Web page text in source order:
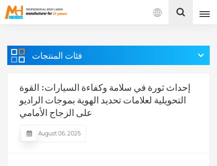
بالعربية
Français
Español
فئات المنتجات
إحداث ثورة في سلامة وكفاءة السيارات: القوة
التحويلية لعلامات تحديد الهوية بموجات الراديو
على الزجاج الأمامي
August 06, 2025